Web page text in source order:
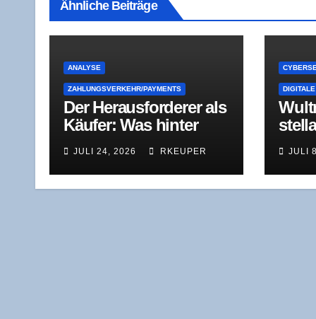
Ähnliche Beiträge
ANALYSE
ZAHLUNGSVERKEHR/PAYMENTS
Der Her­aus­for­de­rer als
Käu­fer: Was hin­ter
für Pay­Pal steckt
JULI 24, 2026 RKEUPER JULI